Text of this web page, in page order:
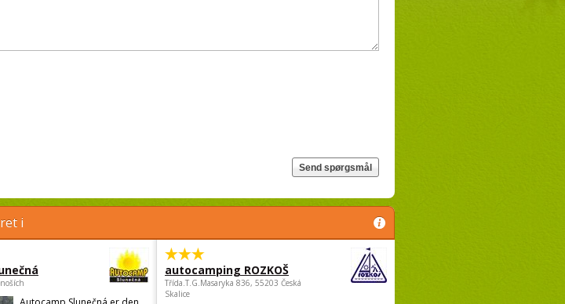
i
autocamping ROZKOŠ
Třída.T.G.Masaryka 836, 55203 Česká
Skalice